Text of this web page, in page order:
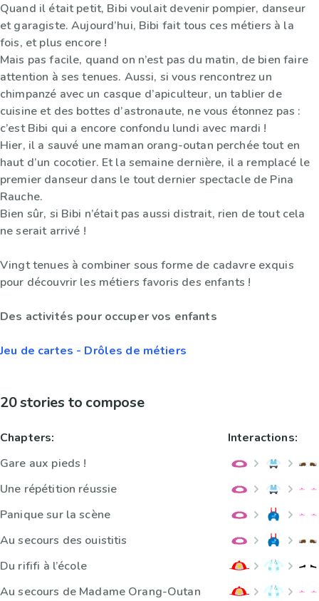
Quand il était petit, Bibi voulait devenir pompier, danseur
et garagiste. Aujourd’hui, Bibi fait tous ces métiers à la
fois, et plus encore !
Mais pas facile, quand on n’est pas du matin, de bien faire
attention à ses tenues. Aussi, si vous rencontrez un
chimpanzé avec un casque d’apiculteur, un tablier de
cuisine et des bottes d’astronaute, ne vous étonnez pas :
c’est Bibi qui a encore confondu lundi avec mardi !
Hier, il a sauvé une maman orang-outan perchée tout en
haut d’un cocotier. Et la semaine dernière, il a remplacé le
premier danseur dans le tout dernier spectacle de Pina
Rauche.
Bien sûr, si Bibi n’était pas aussi distrait, rien de tout cela
ne serait arrivé !
Vingt tenues à combiner sous forme de cadavre exquis
pour découvrir les métiers favoris des enfants !
Des activités pour occuper vos enfants
Jeu de cartes - Drôles de métiers
20 stories to compose
Chapters:
Gare aux pieds !
Une répétition réussie
Panique sur la scène
Au secours des ouistitis
Du rififi à l’école
Au secours de Madame Orang-Outan
Interactions: